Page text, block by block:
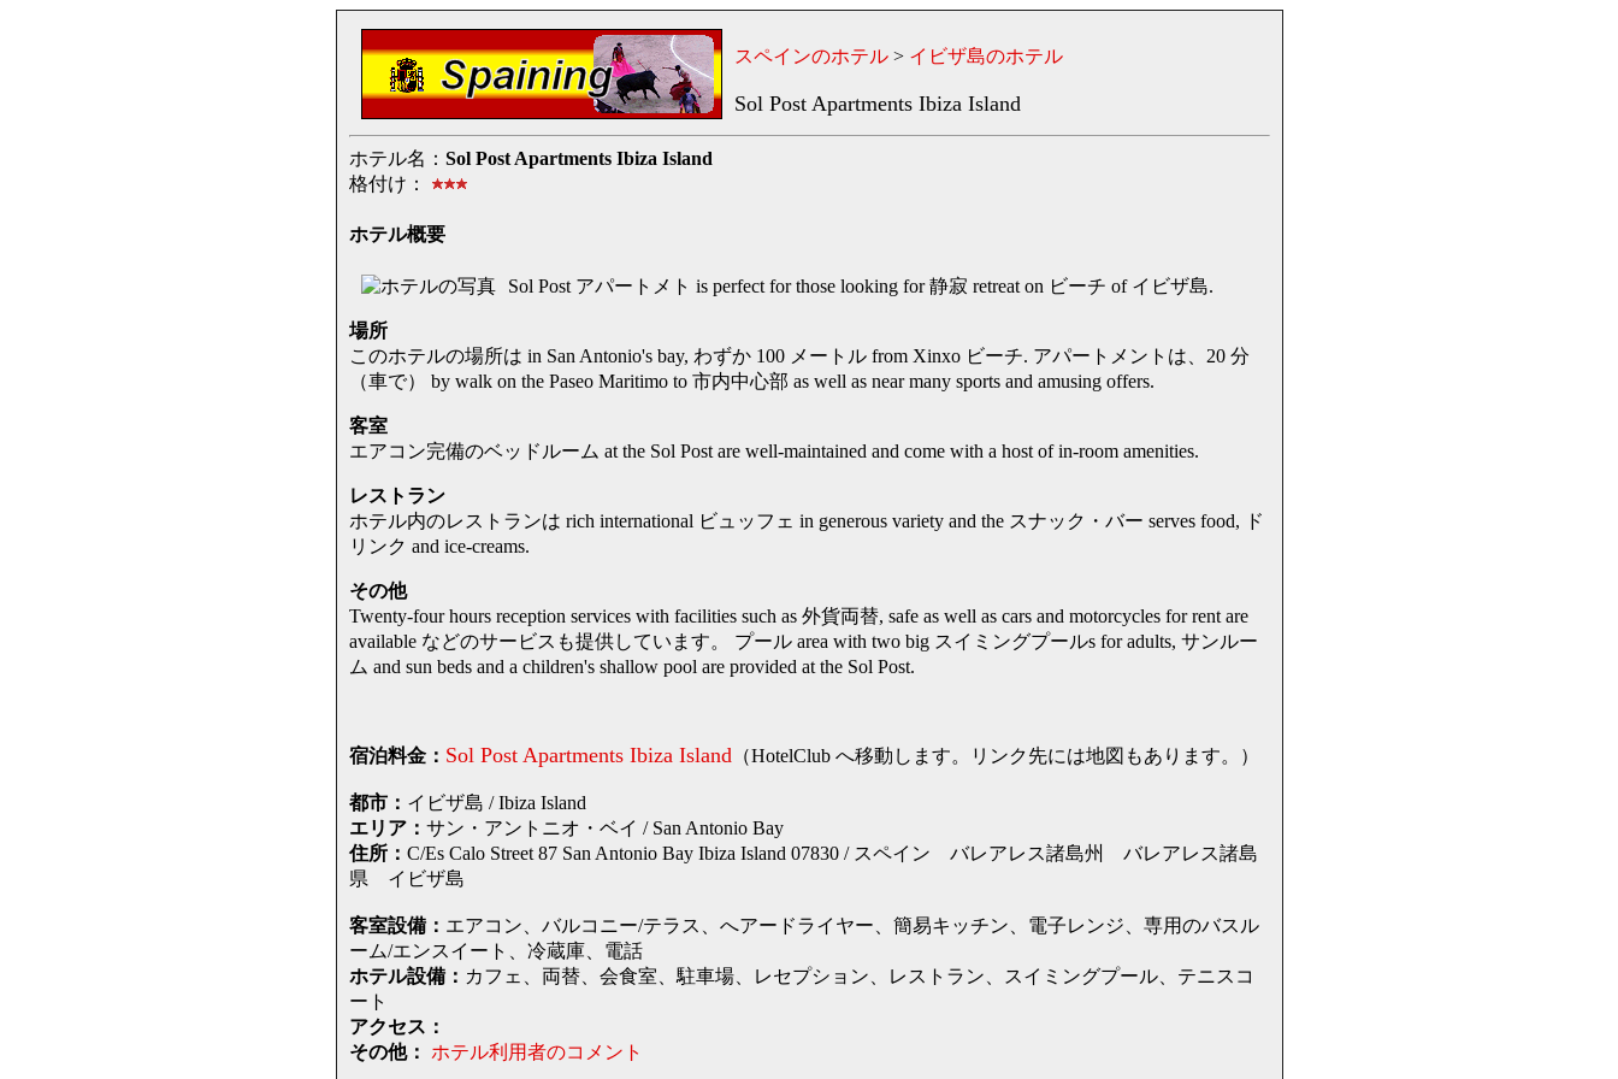
スペインのホテル> イビザ島のホテル
Sol Post Apartments Ibiza Island
ホテル名： Sol Post Apartments Ibiza Island
格付け：
ホテル概要
Sol Post アパートメト is perfect for those looking for 静寂 retreat on ビーチ of イビザ島.
場所
このホテルの場所は in San Antonio's bay, わずか 100 メートル from Xinxo ビーチ. アパートメントは、20 分
（車で） by walk on the Paseo Maritimo to 市内中心部 as well as near many sports and amusing offers.
客室
エアコン完備のベッドルーム at the Sol Post are well-maintained and come with a host of in-room amenities.
レストラン
ホテル内のレストランは rich international ビュッフェ in generous variety and the スナック・バー serves food, ド
リンク and ice-creams.
その他
Twenty-four hours reception services with facilities such as 外貨両替, safe as well as cars and motorcycles for rent are
available などのサービスも提供しています。 プール area with two big スイミングプールs for adults, サンルー
ム and sun beds and a children's shallow pool are provided at the Sol Post.
宿泊料金： Sol Post Apartments Ibiza Island （HotelClub へ移動します。リンク先には地図もあります。）
都市： イビザ島 / Ibiza Island
エリア： サン・アントニオ・ベイ / San Antonio Bay
住所： C/Es Calo Street 87 San Antonio Bay Ibiza Island 07830 / スペイン バレアレス諸島州 バレアレス諸島
県 イビザ島
客室設備： エアコン、バルコニー/テラス、へアードライヤー、簡易キッチン、電子レンジ、専用のバスル
ーム/エンスイート、冷蔵庫、電話
ホテル設備： カフェ、両替、会食室、駐車場、レセプション、レストラン、スイミングプール、テニスコ
ート
アクセス：
その他：
ホテル利用者のコメント